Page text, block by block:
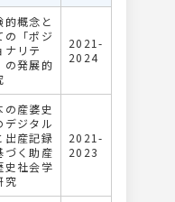
的概念と
の「ポジ
ナリテ
の発展的
2021-
2024
の産婆史
デジタル
出産記録
づく助産
史社会学
究
2021-
2023